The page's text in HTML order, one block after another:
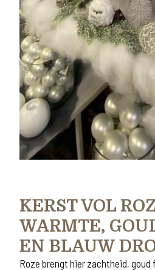
KERST VOL
WARMTE,
EN BLAUW
Roze brengt hier zachtheid,